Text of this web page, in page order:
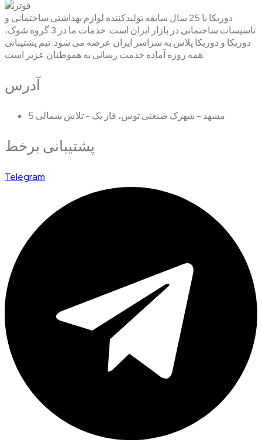
دوریکا با 25 سال سابقه تولیدکننده لوازم بهداشتی ساختمانی و
تاسیسات ساختمانی در بازار ایران است. خدمات ما در 3 گروه شوک،
دوریکا و دوریکا پلاس به سراسر ایران عرضه می شود. تیم پشتیبانی
همه روزه آماده خدمت رسانی به هموطنان عزیز است.
آدرس
مشهد - شهرک صنعتی توس، فاز یک - تلاش شمالی 5
پشتیبانی برخط
Telegram